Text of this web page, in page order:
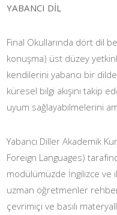
YABANCI DİL
Final Okullarında dört dil
konuşma) üst düzey
kendilerini yabancı bir
küresel bilgi akışını takip
uyum sağlayabilmelerini
Yabancı Diller Akademik
Foreign Languages)
modülümüzde İngilizce ve
uzman öğretmenler
çevrimiçi ve basılı